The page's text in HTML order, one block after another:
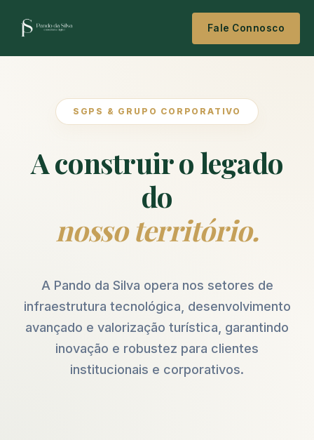
Fale Connosco
SGPS & GRUPO CORPORATIVO
A construir o legado
do
nosso território.
A Pando da Silva opera nos setores de
infraestrutura tecnológica, desenvolvimento
avançado e valorização turística, garantindo
inovação e robustez para clientes
institucionais e corporativos.